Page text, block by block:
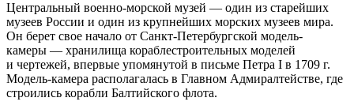
Центральный военно-морской музей — один из старейших
музеев России и один из крупнейших морских музеев мира.
Он берет свое начало от Санкт-Петербургской модель-
камеры — хранилища кораблестроительных моделей
и чертежей, впервые упомянутой в письме Петра I в 1709 г.
Модель-камера располагалась в Главном Адмиралтействе, где
строились корабли Балтийского флота.